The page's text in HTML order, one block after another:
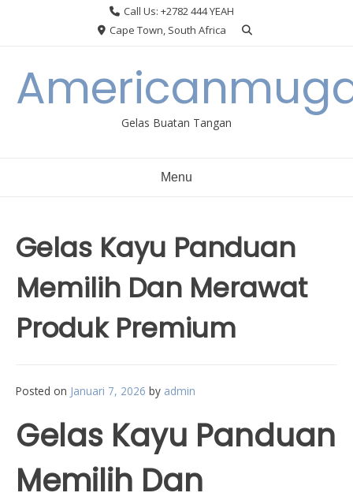
Call Us: +2782 444 YEAH
Cape Town, South Africa
Gelas Buatan Tangan
Menu
Gelas Kayu Panduan
Memilih Dan Merawat
Produk Premium
Posted on Januari 7, 2026 by admin
Gelas Kayu Panduan
Memilih Dan